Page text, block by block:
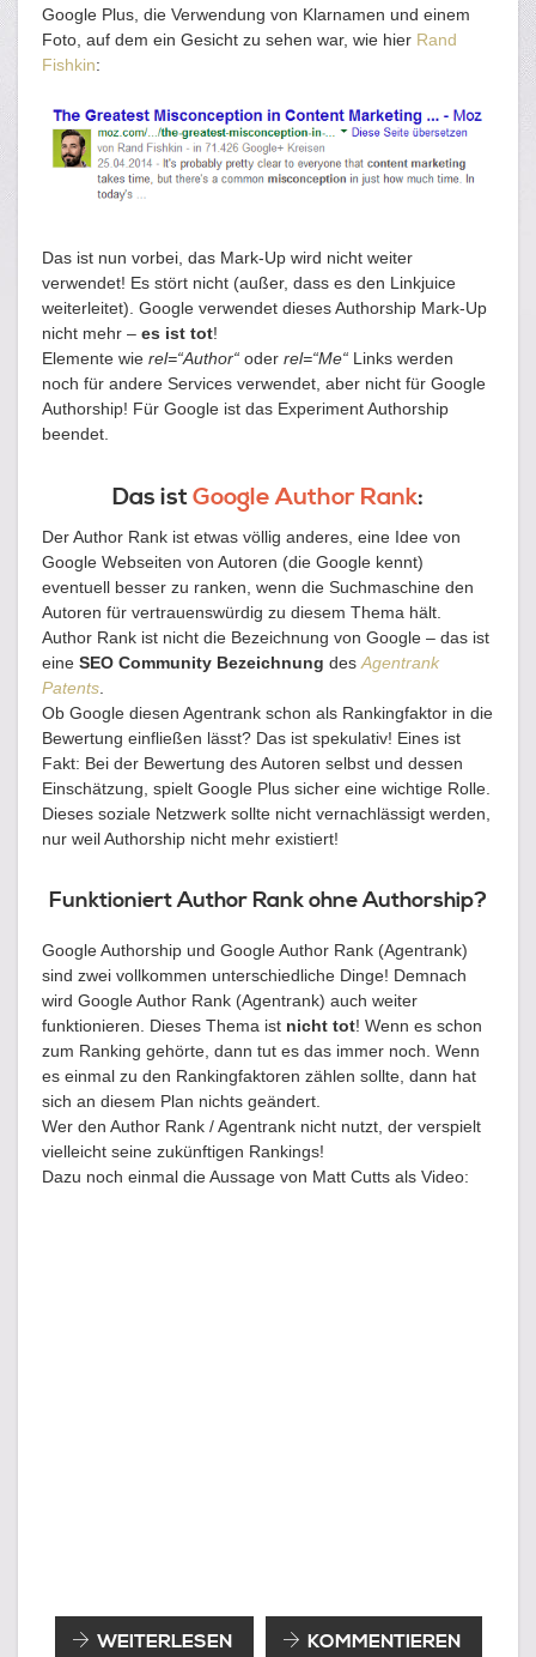
Google Plus, die Verwendung von Klarnamen und einem
Foto, auf dem ein Gesicht zu sehen war, wie hier Rand
Fishkin:
Das ist nun vorbei, das Mark-Up wird nicht weiter
verwendet! Es stört nicht (außer, dass es den Linkjuice
weiterleitet). Google verwendet dieses Authorship Mark-Up
nicht mehr – es ist tot!
Elemente wie rel=“Author“ oder rel=“Me“ Links werden
noch für andere Services verwendet, aber nicht für Google
Authorship! Für Google ist das Experiment Authorship
beendet.
Das istGoogle Author Rank:
Der Author Rank ist etwas völlig anderes, eine Idee von
Google Webseiten von Autoren (die Google kennt)
eventuell besser zu ranken, wenn die Suchmaschine den
Autoren für vertrauenswürdig zu diesem Thema hält.
Author Rank ist nicht die Bezeichnung von Google – das ist
eine SEO Community Bezeichnung des Agentrank
Patents
Ob Google diesen Agentrank schon als Rankingfaktor in die
Bewertung einfließen lässt? Das ist spekulativ! Eines ist
Fakt: Bei der Bewertung des Autoren selbst und dessen
Einschätzung, spielt Google Plus sicher eine wichtige Rolle.
Dieses soziale Netzwerk sollte nicht vernachlässigt werden,
nur weil Authorship nicht mehr existiert!
Funktioniert Author Rank ohne Authorship?
Google Authorship und Google Author Rank (Agentrank)
sind zwei vollkommen unterschiedliche Dinge! Demnach
wird Google Author Rank (Agentrank) auch weiter
funktionieren. Dieses Thema ist nicht tot! Wenn es schon
zum Ranking gehörte, dann tut es das immer noch. Wenn
es einmal zu den Rankingfaktoren zählen sollte, dann hat
sich an diesem Plan nichts geändert.
Wer den Author Rank / Agentrank nicht nutzt, der verspielt
vielleicht seine zukünftigen Rankings!
Dazu noch einmal die Aussage von Matt Cutts als Video:
THE
WEITERLESEN KOMMENTIEREN